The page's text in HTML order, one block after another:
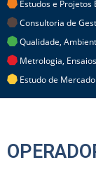
Estudos e Projetos
Consultoria de
Qualidade,
Metrologia,
Estudo de